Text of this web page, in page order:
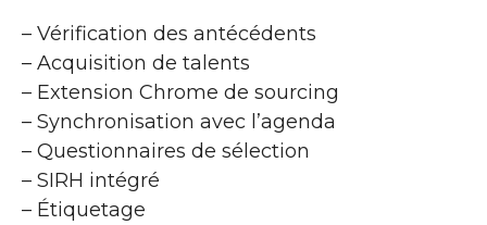
– Vérification des antécédents
– Acquisition de talents
– Extension Chrome de sourcing
– Synchronisation avec l’agenda
– Questionnaires de sélection
– SIRH intégré
– Étiquetage